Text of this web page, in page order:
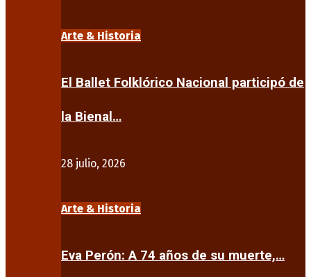
Arte & Historia
El Ballet Folklórico Nacional participó de
la Bienal…
28 julio, 2026
Arte & Historia
Eva Perón: A 74 años de su muerte,…